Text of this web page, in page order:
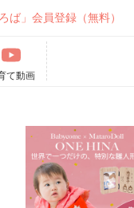
ば」会員登録（無料）
て動画